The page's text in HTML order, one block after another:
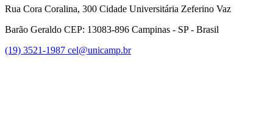
Rua Cora Coralina, 300 Cidade Universitária Zeferino Vaz
Barão Geraldo CEP: 13083-896 Campinas - SP - Brasil
(19) 3521-1987 cel@unicamp.br